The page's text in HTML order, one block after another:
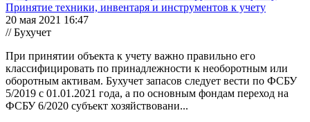
Принятие техники, инвентаря и инструментов к учету
20 мая 2021 16:47
// Бухучет
При принятии объекта к учету важно правильно его
классифицировать по принадлежности к необоротным или
оборотным активам. Бухучет запасов следует вести по ФСБУ
5/2019 с 01.01.2021 года, а по основным фондам переход на
ФСБУ 6/2020 субъект хозяйствовани...